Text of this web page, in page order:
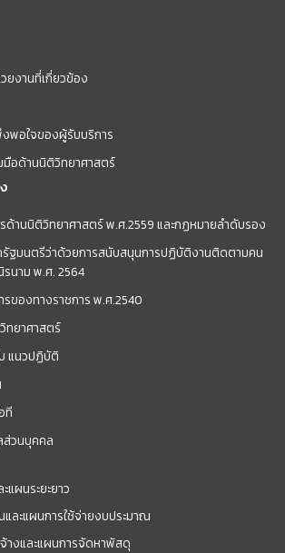
ยงานที่เกี่ยวข้อง
พอใจของผู้รับบริการ
มือด้านนิติวิทยาศาสตร์
ด้านนิติวิทยาศาสตร์ พ.ศ.2559 และกฏหมายลำดับรอง
รัฐมนตรีว่าด้วยการสนับสนุนการปฏิบัติงานติดตามคน
นาม พ.ศ. 2564
ของทางราชการ พ.ศ.2540
ทยาศาสตร์
แนวปฏิบัติ
ที
วนบุคคล
ผนระยะยาว
ละแผนการใช้จ่ายงบประมาณ
งและแผนการจัดหาพัสดุ